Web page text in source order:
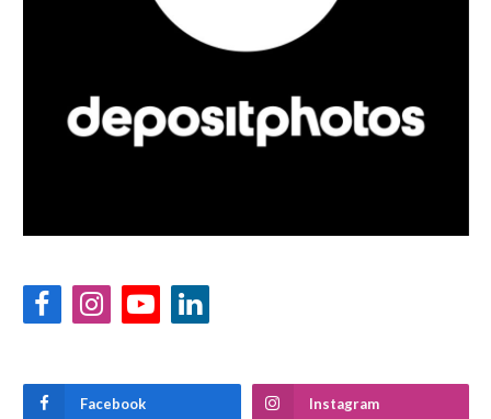
FacebookInstagramYouTubeLinkedIn
Facebook Instagram